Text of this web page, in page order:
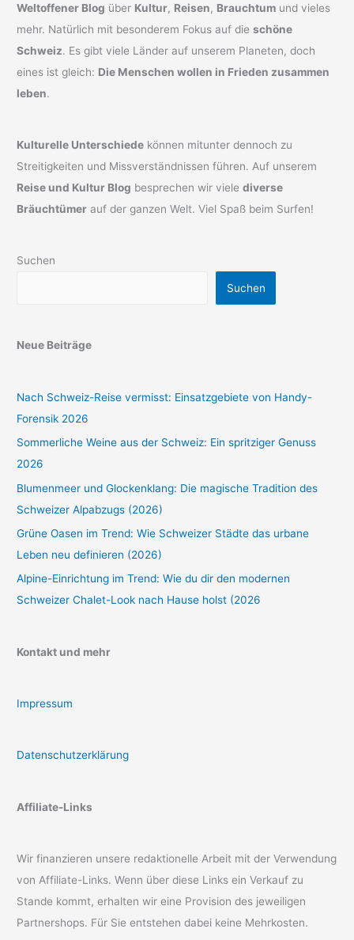
Weltoffener Blog über Kultur, Reisen, Brauchtum und vieles
mehr. Natürlich mit besonderem Fokus auf dieschöne
Schweiz. Es gibt viele Länder auf unserem Planeten, doch
eines ist gleich: Die Menschen wollen in Frieden zusammen
leben.
Kulturelle Unterschiede können mitunter dennoch zu
Streitigkeiten und Missverständnissen führen. Auf unserem
Reise und Kultur Blog besprechen wir vielediverse
Bräuchtümer auf der ganzen Welt. Viel Spaß beim Surfen!
Suchen
Suchen
Neue Beiträge
Nach Schweiz-Reise vermisst: Einsatzgebiete von Handy-
Forensik 2026
Sommerliche Weine aus der Schweiz: Ein spritziger Genuss
2026
Blumenmeer und Glockenklang: Die magische Tradition des
Schweizer Alpabzugs (2026)
Grüne Oasen im Trend: Wie Schweizer Städte das urbane
Leben neu definieren (2026)
Alpine-Einrichtung im Trend: Wie du dir den modernen
Schweizer Chalet-Look nach Hause holst (2026
Kontakt und mehr
Impressum
Datenschutzerklärung
Affiliate-Links
Wir finanzieren unsere redaktionelle Arbeit mit der Verwendung
von Affiliate-Links. Wenn über diese Links ein Verkauf zu
Stande kommt, erhalten wir eine Provision des jeweiligen
Partnershops. Für Sie entstehen dabei keine Mehrkosten.